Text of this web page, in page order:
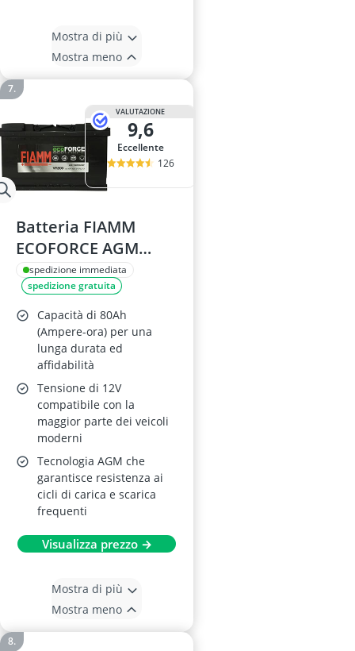
Mostra di più
Mostra meno
VALUTAZIONE
9,6
Eccellente
126
Batteria FIAMM
ECOFORCE AGM
VR800 80Ah
spedizione immediata
spedizione gratuita
Capacità di 80Ah
(Ampere-ora) per una
lunga durata ed
affidabilità
Tensione di 12V
compatibile con la
maggior parte dei veicoli
moderni
Tecnologia AGM che
garantisce resistenza ai
cicli di carica e scarica
frequenti
Visualizza prezzo →
Mostra di più
Mostra meno